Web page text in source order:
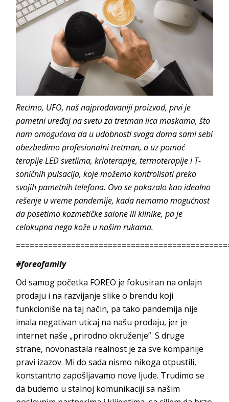
Recimo, UFO, naš najprodavaniji proizvod, prvi je
pametni uređaj na svetu za tretman lica maskama, što
nam omogućava da u udobnosti svoga doma sami sebi
obezbedimo profesionalni tretman, a uz pomoć
terapije LED svetlima, krioterapije, termoterapije i T-
soničnih pulsacija, koje možemo kontrolisati preko
svojih pametnih telefona. Ovo se pokazalo kao idealno
rešenje u vreme pandemije, kada nemamo mogućnost
da posetimo kozmetičke salone ili klinike, pa je
celokupna nega kože u našim rukama.
#foreofamily
Od samog početka FOREO je fokusiran na onlajn
prodaju i na razvijanje slike o brendu koji
funkcioniše na taj način, pa tako pandemija nije
imala negativan uticaj na našu prodaju, jer je
internet naše „prirodno okruženje”. S druge
strane, novonastala realnost je za sve kompanije
pravi izazov. Mi do sada nismo nikoga otpustili,
konstantno zapošljavamo nove ljude. Trudimo se
da budemo u stalnoj komunikaciji sa našim